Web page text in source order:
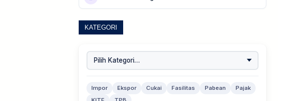
KATEGORI
Impor Ekspor Cukai Fasilitas Pabean
Pajak